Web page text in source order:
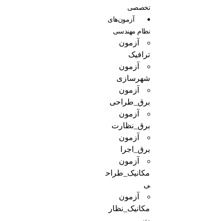
تخصصی
آزمون‌‌های
نظام مهندسی
آزمون
ترافیک
آزمون
شهرسازی
آزمون
برق_طراحی
آزمون
برق_نظارت
آزمون
برق_اجرا
آزمون
مکانیک_طراح
ی
آزمون
مکانیک_نظار